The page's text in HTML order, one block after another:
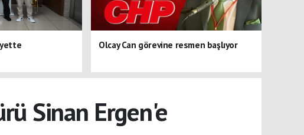
Olcay Can görevine resmen başlıyor
Sinan Ergen'e